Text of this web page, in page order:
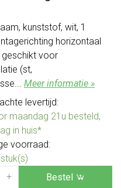
kunststof, wit, 1
horizontaal
geschikt voor
(st,
Meer informatie »
levertijd:
maandag 21u besteld,
in huis*
voorraad:
+ Bestel